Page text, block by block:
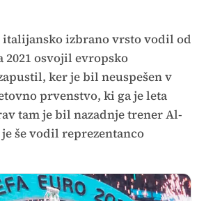
italijansko izbrano vrsto vodil od
2021 osvojil evropsko
ker je bil neuspešen v
prvenstvo, ki ga je leta
tam je bil nazadnje trener Al-
še vodil reprezentanco